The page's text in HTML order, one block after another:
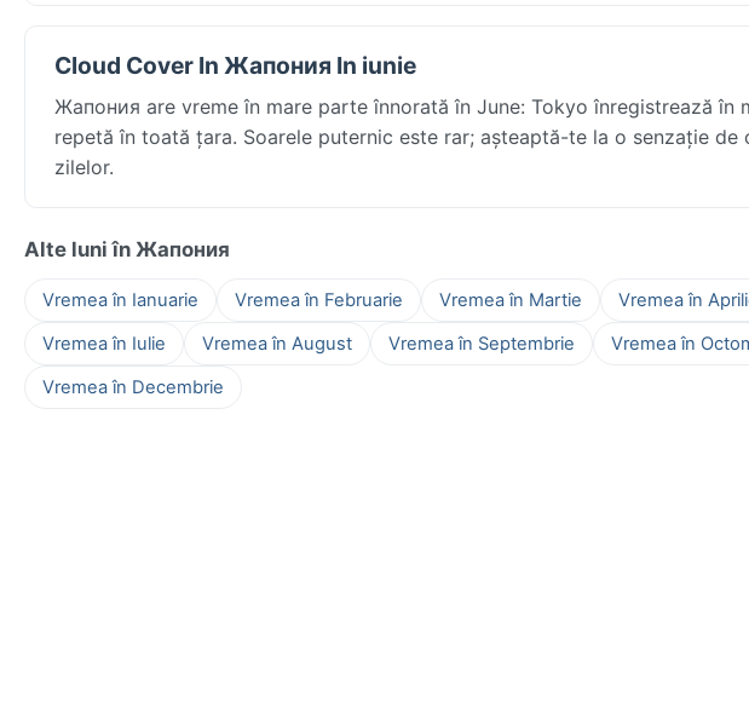
Cloud Cover In Жапония In iunie
Жапония are vreme în mare parte înnorată în June: Tokyo înregistrează în
repetă în toată țara. Soarele puternic este rar; așteaptă-te la o senzație
zilelor.
Alte luni în Жапония
Vremea în Ianuarie Vremea în Februarie Vremea în Martie Vremea în
Vremea în Iulie
Vremea în August Vremea în Septembrie Vremea în
Vremea în Decembrie